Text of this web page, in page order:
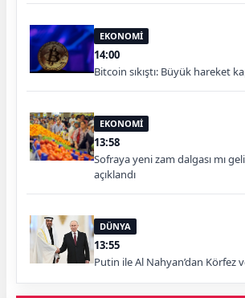
EKONOMİ
14:00
Bitcoin sıkıştı: Büyük hareket
EKONOMİ
13:58
Sofraya yeni zam dalgası mı
açıklandı
DÜNYA
13:55
Putin ile Al Nahyan’dan Körfez